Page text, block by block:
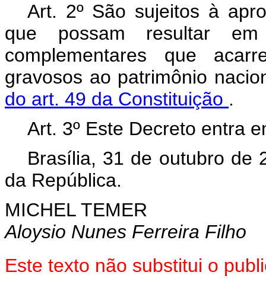
Art. 2º São sujeitos à
que possam resultar
complementares que
gravosos ao patrimônio
do art. 49 da Constituição .
Art. 3º Este Decreto entra
Brasília, 31 de outubro de
da República.
MICHEL TEMER
Aloysio Nunes Ferreira Filho
Este texto não substitui o